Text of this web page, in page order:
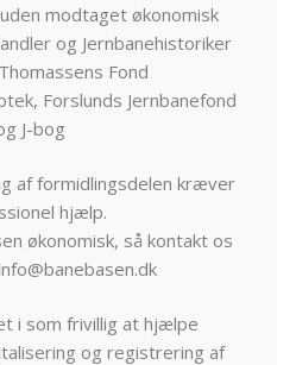
modtaget økonomisk
og Jernbanehistoriker
Fond
Forslunds Jernbanefond
J-bog
af formidlingsdelen kræver
hjælp.
økonomisk, så kontakt os
i som frivillig at hjælpe
og registrering af